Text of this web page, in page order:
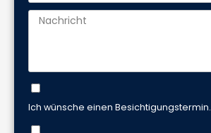
Ich wünsche einen Besichtigungstermin.